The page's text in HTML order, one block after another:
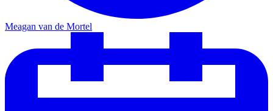
Meagan van de Mortel